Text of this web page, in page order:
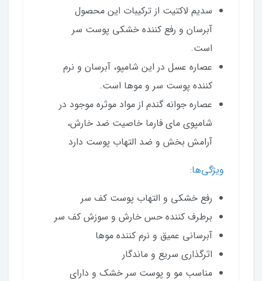
سدیم لاکتیت از ترکیبات این محصول
آبرسان و رفع کننده خشکی پوست سر
است.
عصاره عسل در این شامپو، آبرسان و نرم
کننده پوست سر و موها است.
عصاره جوانه گندم از مواد موثره موجود در
شامپوی مای فارما خاصیت ضد خارش،
آرامش بخش و ضد التهاب پوست دارد
ویژگی‌ها:
رفع خشکی و التهاب پوست کف سر
برطرف کننده حس خارش و سوزش کف سر
آبرسانی عمیق و نرم کننده موها
اثرگذاری سریع و ماندگار
مناسب مو و پوست سر خشک و دارای